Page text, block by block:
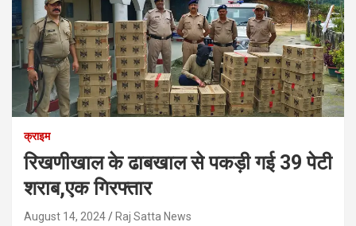
क्राइम
रिखणीखाल के ढाबखाल से पकड़ी गई 39 पेटी
शराब,एक गिरफ्तार
August 14, 2024 Raj Satta News